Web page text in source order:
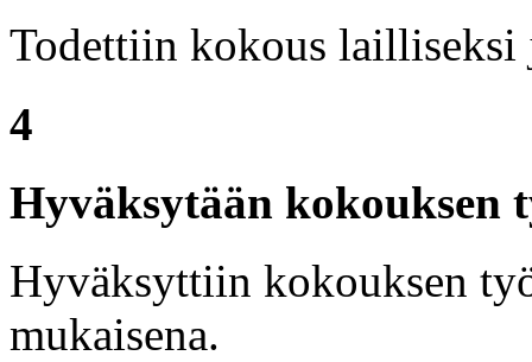
Todettiin kokous lailliseksi
4
Hyväksytään kokouksen
Hyväksyttiin kokouksen
mukaisena.